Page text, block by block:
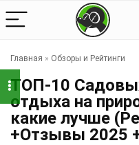
Главная » Обзоры и Рейтинги
ТОП-10
отдыха на
какие лучше
+Отзывы 2025